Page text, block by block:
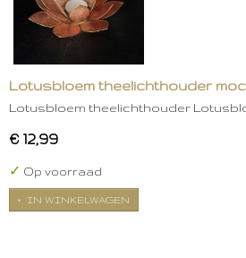
Lotusbloem theelichthouder
Lotusbloem theelichthouder
€ 12,99
✓ Op voorraad
IN WINKELWAGEN